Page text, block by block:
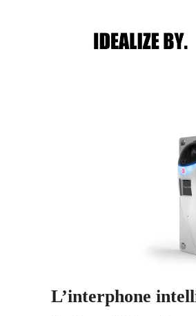
L’interphone